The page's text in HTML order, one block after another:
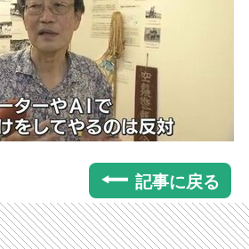
記事に戻る